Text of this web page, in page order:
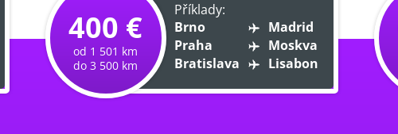
400 €
od 1 501 km
do 3 500 km
Příklady:
Brno
Madrid
Praha
Moskva
Bratislava
Lisabon